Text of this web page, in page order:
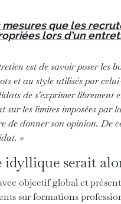
que les
lors d’un
est de savoir poser
et au style utilisés par
de s’exprimer librement
les limites imposées par
de donner son opinion. De
»
idyllique serait
objectif global et
sur formations